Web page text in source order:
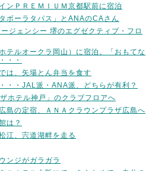
ンＰＲＥＭＩＵＭ京都駅前に宿泊
ボーラタパス」とANAのCAさん
ジェンシー 堺のエグゼクティブ・フロ
テルオークラ岡山）に宿泊。「おもてな
・・
は、矢場とん弁当を食す
・・JAL派・ANA派、どちらが有利？
ホテル神戸」のクラブフロアへ
島の定宿、ＡＮＡクラウンプラザ広島へ
は？
江、宍道湖畔を走る
ンジがガラガラ